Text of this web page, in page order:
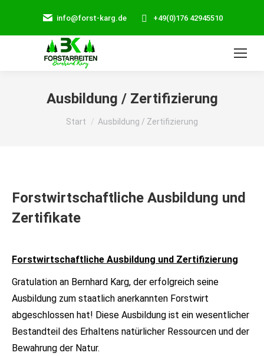
info@forst-karg.de +49(0)176 42945510
Search:
Ausbildung / Zertifizierung
Sie befinden sich hier:
Start Ausbildung / Zertifizierung
Forstwirtschaftliche Ausbildung und
Zertifikate
Forstwirtschaftliche Ausbildung und Zertifizierung
Gratulation an Bernhard Karg, der erfolgreich seine
Ausbildung zum staatlich anerkannten Forstwirt
abgeschlossen hat! Diese Ausbildung ist ein wesentlicher
Bestandteil des Erhaltens natürlicher Ressourcen und der
Bewahrung der Natur.